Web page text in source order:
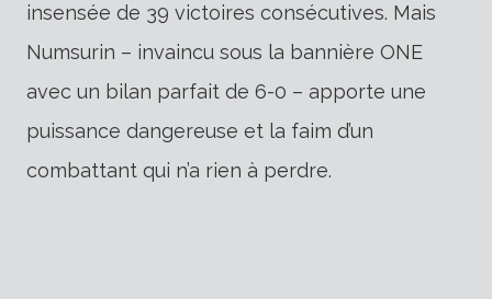
insensée de 39 victoires consécutives. Mais
Numsurin – invaincu sous la bannière ONE
avec un bilan parfait de 6-0 – apporte une
puissance dangereuse et la faim d’un
combattant qui n’a rien à perdre.